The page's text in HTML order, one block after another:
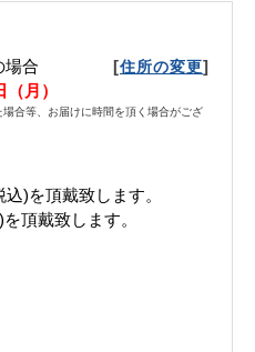
場合 [住所の変更]
月）
合等、お届けに時間を頂く場合がござ
込)を頂戴致します。
頂戴致します。